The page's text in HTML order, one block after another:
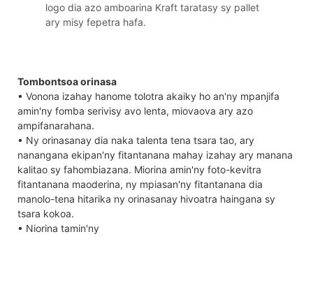
logo dia azo amboarina Kraft taratasy sy pallet
ary misy fepetra hafa.
Tombontsoa orinasa
• Vonona izahay hanome tolotra akaiky ho an'ny mpanjifa
amin'ny fomba serivisy avo lenta, miovaova ary azo
ampifanarahana.
• Ny orinasanay dia naka talenta tena tsara tao, ary
nanangana ekipan'ny fitantanana mahay izahay ary manana
kalitao sy fahombiazana. Miorina amin'ny foto-kevitra
fitantanana maoderina, ny mpiasan'ny fitantanana dia
manolo-tena hitarika ny orinasanay hivoatra haingana sy
tsara kokoa.
• Niorina tamin'ny